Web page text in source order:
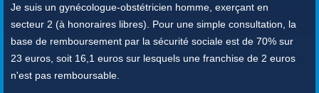
Je suis un gynécologue-obstétricien homme, exerçant en
secteur 2 (à honoraires libres). Pour une simple consultation, la
base de remboursement par la sécurité sociale est de 70% sur
23 euros, soit 16,1 euros sur lesquels une franchise de 2 euros
n'est pas remboursable.